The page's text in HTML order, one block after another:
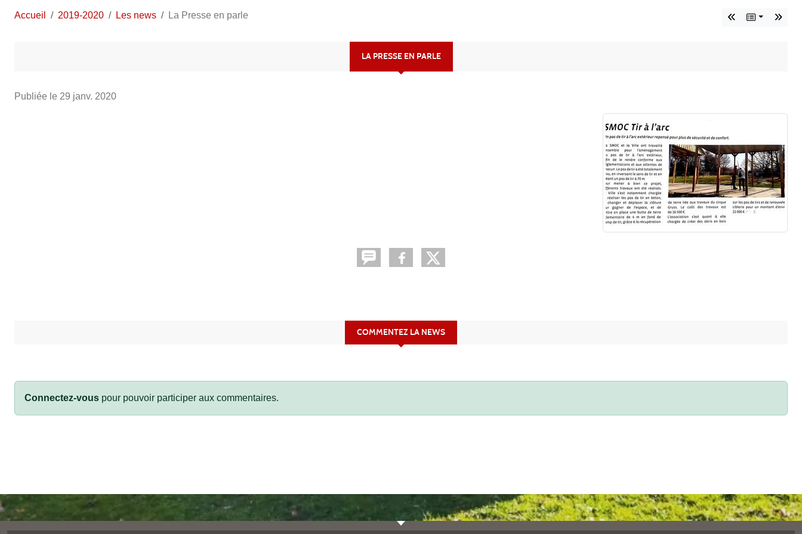
Accueil 2019-2020 Les news La Presse en parle
LA PRESSE EN PARLE
Publiée le 29 janv. 2020
COMMENTEZ LA NEWS
Connectez-vous pour pouvoir participer aux commentaires.